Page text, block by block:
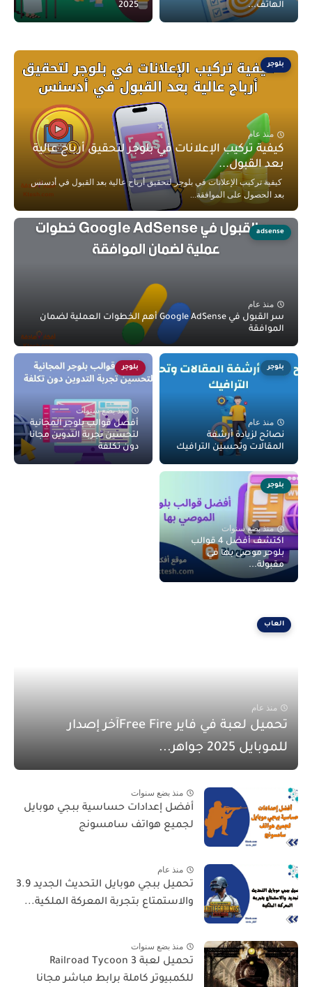
الهاتف...
2025
بلوجر
منذ عام
كيفية تركيب الإعلانات في بلوجر لتحقيق أرباح عالية
بعد القبول...
كيفية تركيب الإعلانات في بلوجر لتحقيق أرباح عالية بعد القبول في أدسنس
بعد الحصول على الموافقة...
adsense
منذ عام
سر القبول في Google AdSense أهم الخطوات العملية لضمان
الموافقة
بلوجر
منذ عام
نصائح لزيادة أرشفة
المقالات وتحسين الترافيك
بلوجر
منذ بضع سنوات
أفضل قوالب بلوجر المجانية
لتحسين تجربة التدوين مجانا
دون تكلفة
بلوجر
منذ بضع سنوات
اكتشف أفضل 4 قوالب
بلوحر موصى بها في
مقبولة...
العاب
منذ عام
تحميل لعبة في فاير Free Fireآخر إصدار
للموبايل 2025 جواهر...
منذ بضع سنوات
أفضل إعدادات حساسية ببجي موبايل
لجميع هواتف سامسونج
منذ عام
تحميل ببجي موبايل التحديث الجديد 3.9
والاستمتاع بتجربة المعركة الملكية...
منذ بضع سنوات
تحميل لعبة Railroad Tycoon 3
للكمبيوتر كاملة برابط مباشر مجانا